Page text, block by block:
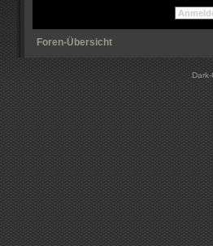
Foren-Übersicht